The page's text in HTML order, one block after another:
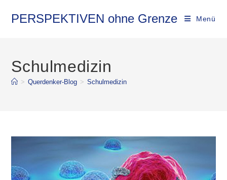
InhaltPERSPEKTIVEN ohne Grenze Menü
Schulmedizin
> Querdenker-Blog > Schulmedizin